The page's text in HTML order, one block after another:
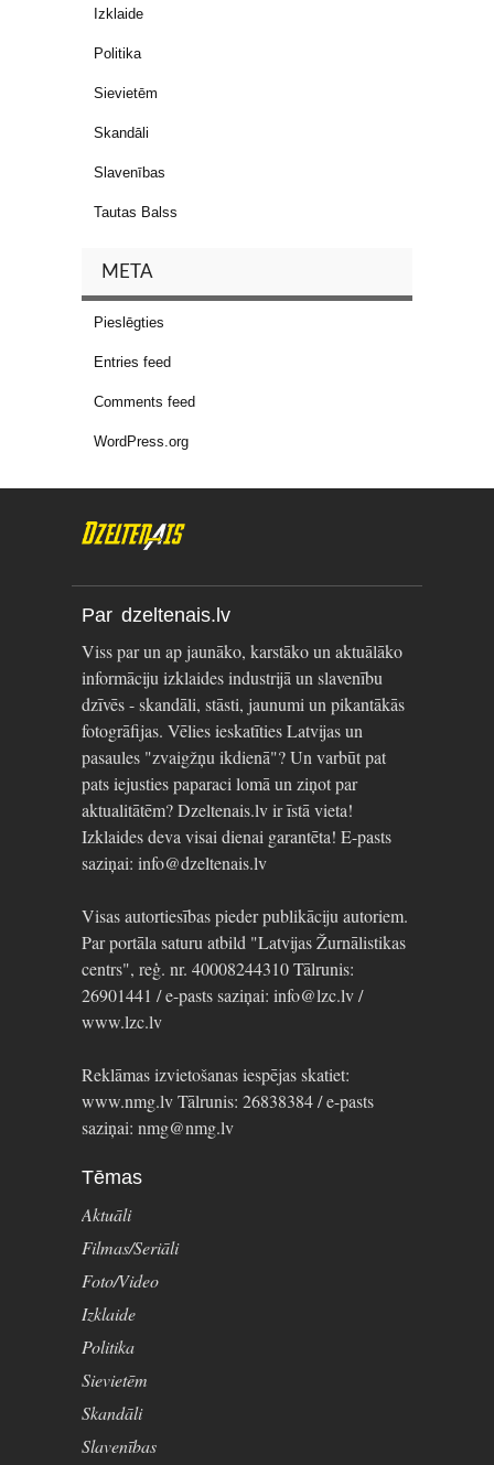
Izklaide
Politika
Sievietēm
Skandāli
Slavenības
Tautas Balss
META
Pieslēgties
Entries feed
Comments feed
WordPress.org
Par dzeltenais.lv
Viss par un ap jaunāko, karstāko un aktuālāko
informāciju izklaides industrijā un slavenību
dzīvēs - skandāli, stāsti, jaunumi un pikantākās
fotogrāfijas. Vēlies ieskatīties Latvijas un
pasaules "zvaigžņu ikdienā"? Un varbūt pat
pats iejusties paparaci lomā un ziņot par
aktualitātēm? Dzeltenais.lv ir īstā vieta!
Izklaides deva visai dienai garantēta! E-pasts
saziņai: info@dzeltenais.lv
Visas autortiesības pieder publikāciju autoriem.
Par portāla saturu atbild "Latvijas Žurnālistikas
centrs", reģ. nr. 40008244310 Tālrunis:
26901441 / e-pasts saziņai: info@lzc.lv /
www.lzc.lv
Reklāmas izvietošanas iespējas skatiet:
www.nmg.lv Tālrunis: 26838384 / e-pasts
saziņai: nmg@nmg.lv
Tēmas
Aktuāli
Filmas/Seriāli
Foto/Video
Izklaide
Politika
Sievietēm
Skandāli
Slavenības